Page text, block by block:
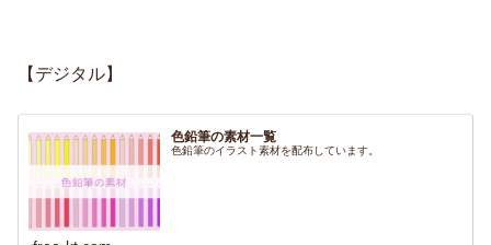
【デジタル】
色鉛筆の素材一覧
色鉛筆のイラスト素材を配布しています。